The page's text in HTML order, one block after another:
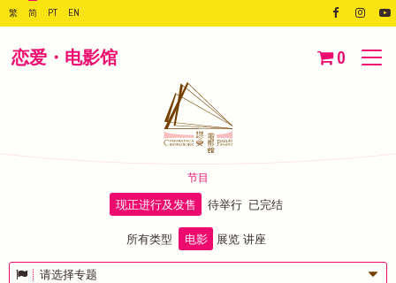
繁 简 PT EN
恋爱・电影馆 0
节目
现正进行及发售 待举行 已完结
所有类型 电影 展览 讲座
请选择专题